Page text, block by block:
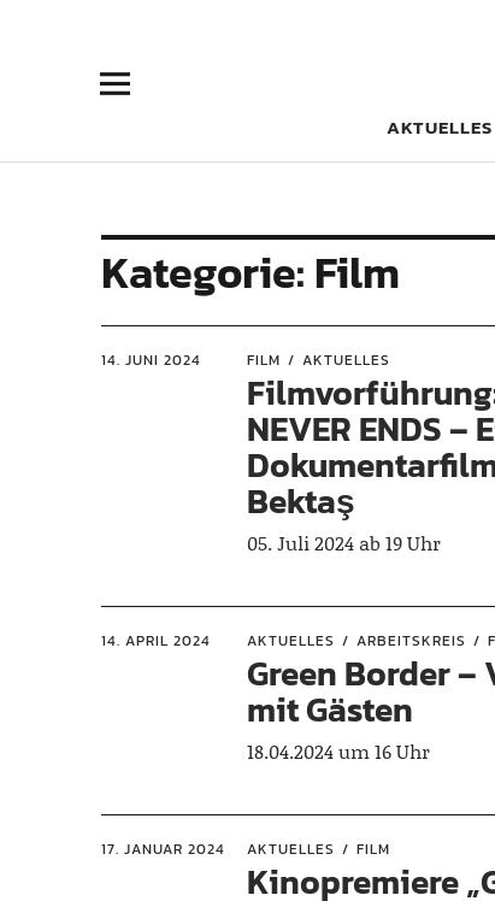
AKTUELLES
Kategorie:Film
14. JUNI 2024 FILM AKTUELLES
NEVER ENDS –
Bektaş
05. Juli 2024 ab 19 Uhr
14. APRIL 2024 AKTUELLES ARBEITSKREIS
Green Border
mit Gästen
18.04.2024 um 16 Uhr
17. JANUAR 2024 AKTUELLES FILM
Kinopremiere